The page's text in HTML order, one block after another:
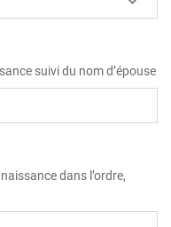
suivi du nom d’épouse
dans l’ordre,